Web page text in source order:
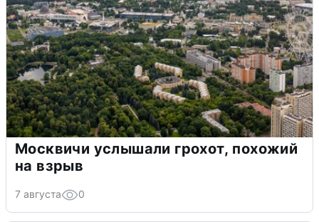
Москвичи услышали грохот, похожий
на взрыв
7 августа 0